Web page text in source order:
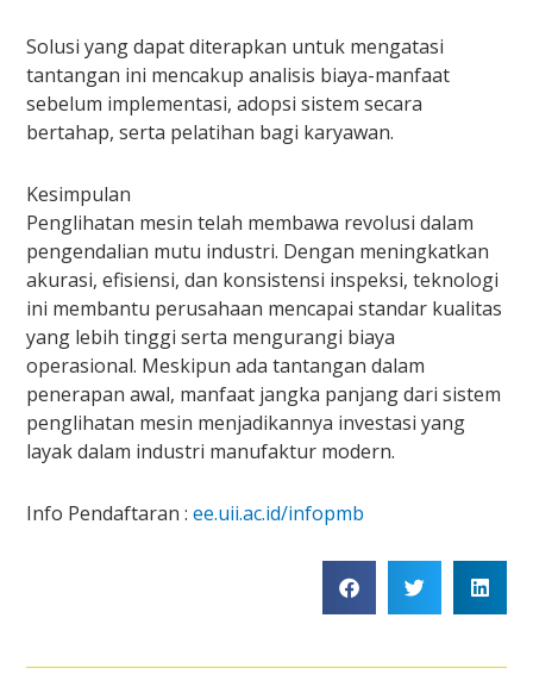
Solusi yang dapat diterapkan untuk mengatasi
tantangan ini mencakup analisis biaya-manfaat
sebelum implementasi, adopsi sistem secara
bertahap, serta pelatihan bagi karyawan.
Kesimpulan
Penglihatan mesin telah membawa revolusi dalam
pengendalian mutu industri. Dengan meningkatkan
akurasi, efisiensi, dan konsistensi inspeksi, teknologi
ini membantu perusahaan mencapai standar kualitas
yang lebih tinggi serta mengurangi biaya
operasional. Meskipun ada tantangan dalam
penerapan awal, manfaat jangka panjang dari sistem
penglihatan mesin menjadikannya investasi yang
layak dalam industri manufaktur modern.
Info Pendaftaran :ee.uii.ac.id/infopmb